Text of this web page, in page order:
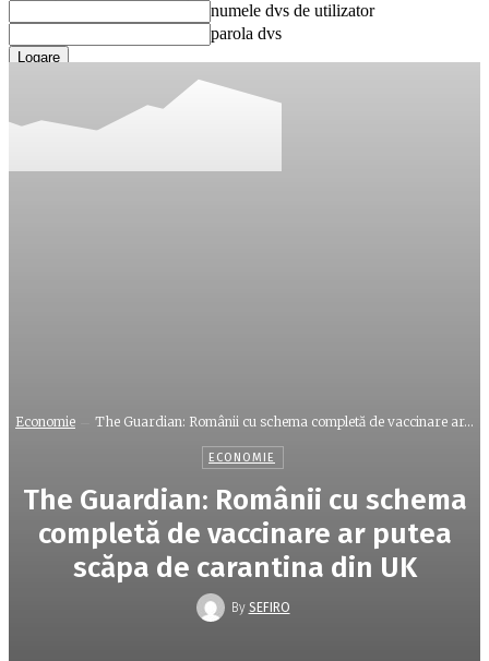
numele dvs de utilizator
parola dvs
Ați uitat parola? obține ajutor
Recuperați-vă parola
Economie The Guardian: Românii cu schema completă de vaccinare ar...
ECONOMIE
The Guardian: Românii cu schema
completă de vaccinare ar putea
scăpa de carantina din UK
By SEFIRO